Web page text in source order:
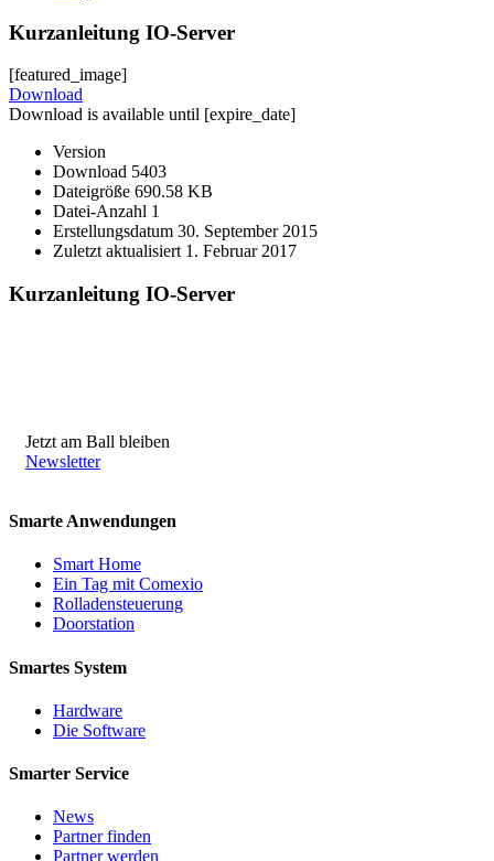
Kurzanleitung IO-Server
[featured_image]
Download
Download is available until [expire_date]
Version
Download 5403
Dateigröße 690.58 KB
Datei-Anzahl 1
Erstellungsdatum 30. September 2015
Zuletzt aktualisiert 1. Februar 2017
Kurzanleitung IO-Server
Jetzt am Ball bleiben
Newsletter
Smarte Anwendungen
Smart Home
Ein Tag mit Comexio
Rolladensteuerung
Doorstation
Smartes System
Hardware
Die Software
Smarter Service
News
Partner finden
Partner werden